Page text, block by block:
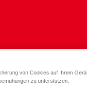
DN 20
von Cookies auf Ihrem
zu unterstützen.